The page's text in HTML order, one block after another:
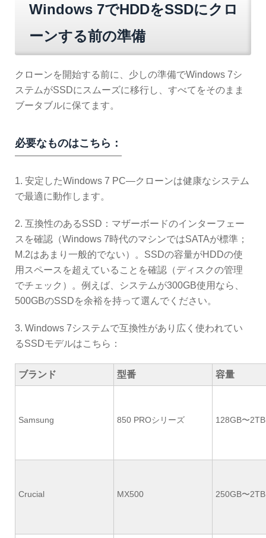
Windows 7でHDDをSSDにクロ
ーンする前の準備
クローンを開始する前に、少しの準備でWindows 7シ
ステムがSSDにスムーズに移行し、すべてをそのまま
ブータブルに保てます。
必要なものはこちら：
1. 安定したWindows 7 PC—クローンは健康なシステム
で最適に動作します。
2. 互換性のあるSSD：マザーボードのインターフェー
スを確認（Windows 7時代のマシンではSATAが標準；
M.2はあまり一般的でない）。SSDの容量がHDDの使
用スペースを超えていることを確認（ディスクの管理
でチェック）。例えば、システムが300GB使用なら、
500GBのSSDを余裕を持って選んでください。
3. Windows 7システムで互換性があり広く使われてい
るSSDモデルはこちら：
ブランド 型番 容量
Samsung 850 PROシリーズ 128GB〜2TB
Crucial MX500 250GB〜2TB